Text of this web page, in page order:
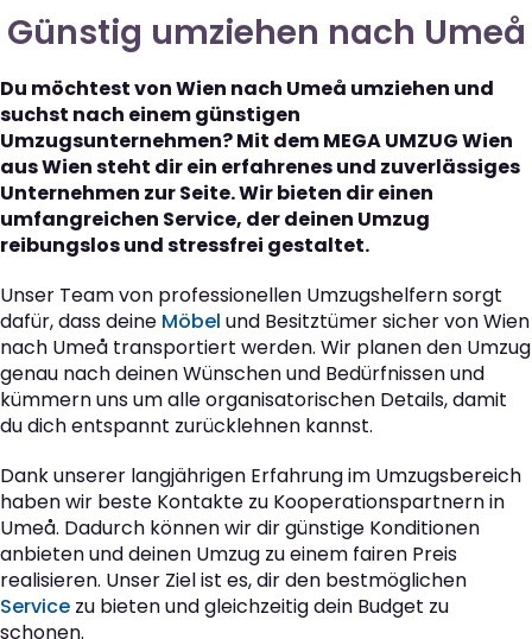
Günstig umziehen nach Umeå
Du möchtest von Wien nach Umeå umziehen und
suchst nach einem günstigen
Umzugsunternehmen? Mit dem MEGA UMZUG Wien
aus Wien steht dir ein erfahrenes und zuverlässiges
Unternehmen zur Seite. Wir bieten dir einen
umfangreichen Service, der deinen Umzug
reibungslos und stressfrei gestaltet.
Unser Team von professionellen Umzugshelfern sorgt
dafür, dass deine Möbel und Besitztümer sicher von Wien
nach Umeå transportiert werden. Wir planen den Umzug
genau nach deinen Wünschen und Bedürfnissen und
kümmern uns um alle organisatorischen Details, damit
du dich entspannt zurücklehnen kannst.
Dank unserer langjährigen Erfahrung im Umzugsbereich
haben wir beste Kontakte zu Kooperationspartnern in
Umeå. Dadurch können wir dir günstige Konditionen
anbieten und deinen Umzug zu einem fairen Preis
realisieren. Unser Ziel ist es, dir den bestmöglichen
Service zu bieten und gleichzeitig dein Budget zu
schonen.